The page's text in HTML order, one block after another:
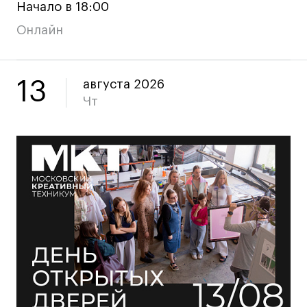
Живые проекты
Конкурсы
Летние стажировки
Проекты студентов
Работы студентов
«Живые» проекты
Участие в выставках
Britanka New Creatives
Начало в 18:00
Онлайн
13
августа 2026
Чт